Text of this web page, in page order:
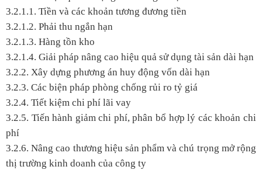
3.2.1.1. Tiền và các khoản tương đương tiền
3.2.1.2. Phải thu ngắn hạn
3.2.1.3. Hàng tồn kho
3.2.1.4. Giải pháp nâng cao hiệu quả sử dụng tài sản dài hạn
3.2.2. Xây dựng phương án huy động vốn dài hạn
3.2.3. Các biện pháp phòng chống rủi ro tỷ giá
3.2.4. Tiết kiệm chi phí lãi vay
3.2.5. Tiến hành giảm chi phí, phân bổ hợp lý các khoản chi
phí
3.2.6. Nâng cao thương hiệu sản phẩm và chú trọng mở rộng
thị trường kinh doanh của công ty